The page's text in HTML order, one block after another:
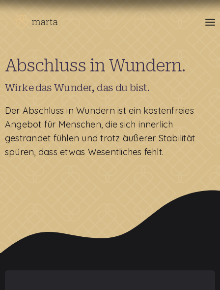
Abschluss in Wundern.
Wirke das Wunder, das du bist.
Der Abschluss in Wundern ist ein kostenfreies
Angebot für Menschen, die sich innerlich
gestrandet fühlen und trotz äußerer Stabilität
spüren, dass etwas Wesentliches fehlt.